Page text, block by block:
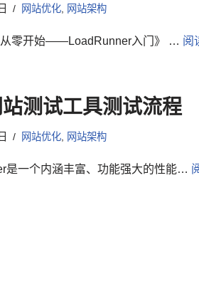
网站优化 网站架构
从零开始——LoadRunner入门》 … 阅
测试工具测试流程
网站优化 网站架构
是一个内涵丰富、功能强大的性能…